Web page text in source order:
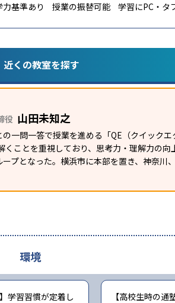
基準あり 授業の振替可能 学習にPC・タ
近くの教室を探す
役 山田未知之
一問一答で授業を進める「QE（クイック
ことを重視しており、思考力・理解力の
プとなった。横浜市に本部を置き、神奈川
学習習慣が定着し
【高校生時の
環境